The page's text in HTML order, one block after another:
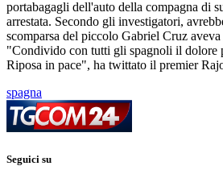
portabagagli dell'auto della compagna di
arrestata. Secondo gli investigatori,
scomparsa del piccolo Gabriel Cruz
"Condivido con tutti gli spagnoli il dolore
Riposa in pace", ha twittato il premier
spagna
Seguici su